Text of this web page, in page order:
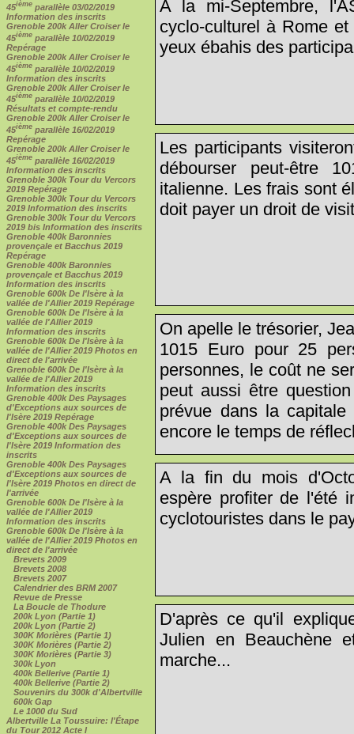
45ième parallèle 03/02/2019
Information des inscrits
Grenoble 200k Aller Croiser le
45ième parallèle 10/02/2019
Repérage
Grenoble 200k Aller Croiser le
45ième parallèle 10/02/2019
Information des inscrits
Grenoble 200k Aller Croiser le
45ième parallèle 10/02/2019
Résultats et compte-rendu
Grenoble 200k Aller Croiser le
45ième parallèle 16/02/2019
Repérage
Grenoble 200k Aller Croiser le
45ième parallèle 16/02/2019
Information des inscrits
Grenoble 300k Tour du Vercors
2019 Repérage
Grenoble 300k Tour du Vercors
2019 Information des inscrits
Grenoble 300k Tour du Vercors
2019 bis Information des inscrits
Grenoble 400k Baronnies
provençale et Bacchus 2019
Repérage
Grenoble 400k Baronnies
provençale et Bacchus 2019
Information des inscrits
Grenoble 600k De l'Isère à la
vallée de l'Allier 2019 Repérage
Grenoble 600k De l'Isère à la
vallée de l'Allier 2019
Information des inscrits
Grenoble 600k De l'Isère à la
vallée de l'Allier 2019 Photos en
direct de l'arrivée
Grenoble 600k De l'Isère à la
vallée de l'Allier 2019
Information des inscrits
Grenoble 400k Des Paysages
d'Exceptions aux sources de
l'Isère 2019 Repérage
Grenoble 400k Des Paysages
d'Exceptions aux sources de
l'Isère 2019 Information des
inscrits
Grenoble 400k Des Paysages
d'Exceptions aux sources de
l'Isère 2019 Photos en direct de
l'arrivée
Grenoble 600k De l'Isère à la
vallée de l'Allier 2019
Information des inscrits
Grenoble 600k De l'Isère à la
vallée de l'Allier 2019 Photos en
direct de l'arrivée
Brevets 2009
Brevets 2008
Brevets 2007
Calendrier des BRM 2007
Revue de Presse
La Boucle de Thodure
200k Lyon (Partie 1)
200k Lyon (Partie 2)
300K Morières (Partie 1)
300K Morières (Partie 2)
300K Morières (Partie 3)
300k Lyon
400k Bellerive (Partie 1)
400k Bellerive (Partie 2)
Souvenirs du 300k d'Albertville
600k Gap
Le 1000 du Sud
Albertville La Toussuire: l'Étape
du Tour 2012 Acte I
A la mi-Septembre,
cyclo-culturel à Rome
yeux ébahis des
Les participants
débourser peut-être
italienne. Les frais sont
doit payer un droit de
On apelle le trésorier,
1015 Euro pour 25
personnes, le coût ne
peut aussi être
prévue dans la
encore le temps de
A la fin du mois
espère profiter de l'été
cyclotouristes dans le
D'après ce qu'il
Julien en Beauchène
marche...